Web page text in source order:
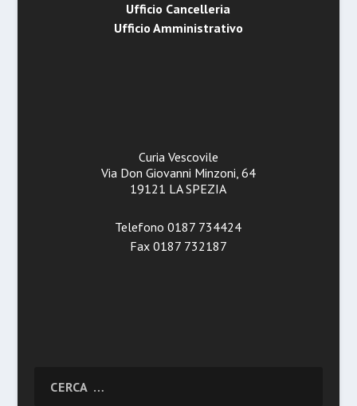
Ufficio Cancelleria
Ufficio Amministrativo
Curia Vescovile
Via Don Giovanni Minzoni, 64
19121 LA SPEZIA
Telefono 0187 734424
Fax 0187 732187